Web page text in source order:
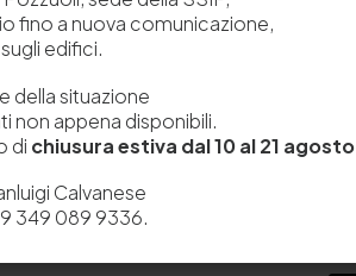
fino a nuova comunicazione,
edifici.
della situazione
non appena disponibili.
di chiusura estiva dal 10 al 21 agosto
Calvanese
349 089 9336.